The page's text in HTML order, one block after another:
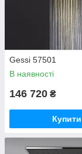
Gessi 57501
В наявності
146 720 ₴
Купити